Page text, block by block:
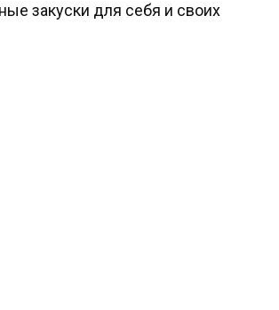
закуски для себя и своих